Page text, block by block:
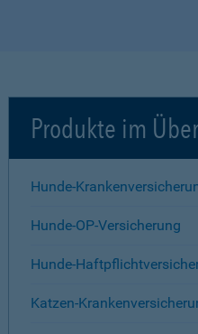
Produkte im
Hunde-
Hunde-OP-Versicherung
Hunde-
Katzen-